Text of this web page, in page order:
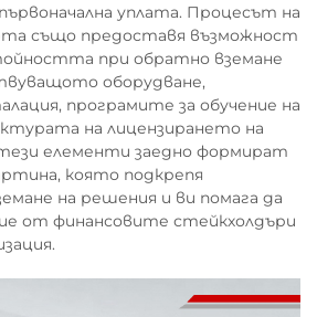
уплата. Процесът на
също предоставя възможност
при обратно вземане
оборудване,
програмите за обучение на
на лицензирането на
елементи заедно формират
която подкрепя
на решения и ви помага да
от финансовите стейкхолдъри